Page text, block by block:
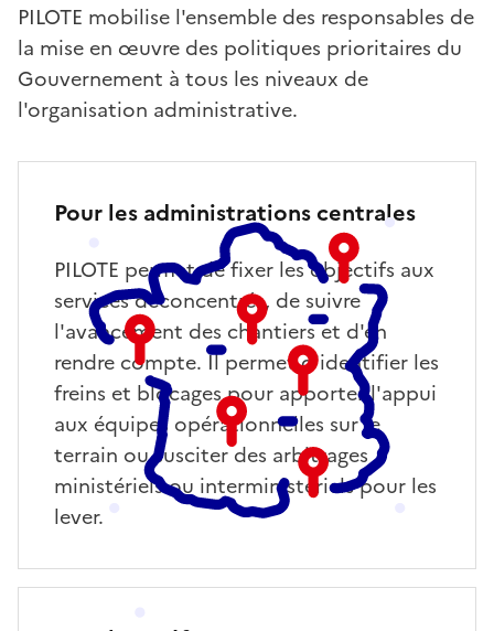
PILOTE mobilise l'ensemble des responsables de
la mise en œuvre des politiques prioritaires du
Gouvernement à tous les niveaux de
l'organisation administrative.
Pour les administrations centrales
PILOTE permet de fixer les objectifs aux
services déconcentrés, de suivre
l'avancement des chantiers et d'en
rendre compte. Il permet d'identifier les
freins et blocages pour apporter l'appui
aux équipes opérationnelles sur le
terrain ou susciter des arbitrages
ministériels ou interministériels pour les
lever.